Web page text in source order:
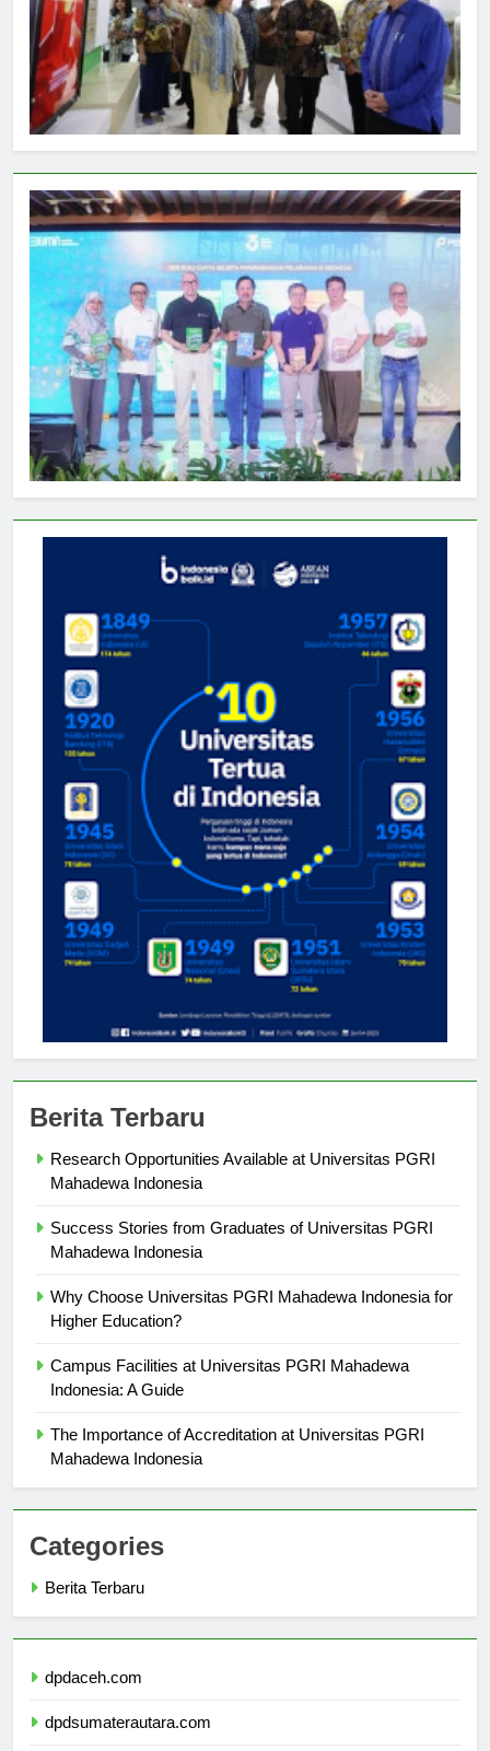
Berita Terbaru
Research Opportunities Available at Universitas PGRI
Mahadewa Indonesia
Success Stories from Graduates of Universitas PGRI
Mahadewa Indonesia
Why Choose Universitas PGRI Mahadewa Indonesia for
Higher Education?
Campus Facilities at Universitas PGRI Mahadewa
Indonesia: A Guide
The Importance of Accreditation at Universitas PGRI
Mahadewa Indonesia
Categories
Berita Terbaru
dpdaceh.com
dpdsumaterautara.com